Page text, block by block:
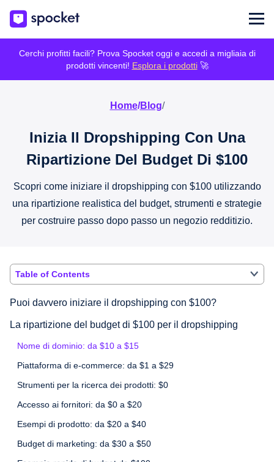
Cerchi profitti facili? Prova Spocket oggi e accedi a migliaia di
prodotti vincenti! Esplora i prodotti🚀
Home/Blog/
Inizia Il Dropshipping Con Una
Ripartizione Del Budget Di $100
Scopri come iniziare il dropshipping con $100 utilizzando
una ripartizione realistica del budget, strumenti e strategie
per costruire passo dopo passo un negozio redditizio.
Table of Contents
Puoi davvero iniziare il dropshipping con $100?
La ripartizione del budget di $100 per il dropshipping
Nome di dominio: da $10 a $15
Piattaforma di e-commerce: da $1 a $29
Strumenti per la ricerca dei prodotti: $0
Accesso ai fornitori: da $0 a $20
Esempi di prodotto: da $20 a $40
Budget di marketing: da $30 a $50